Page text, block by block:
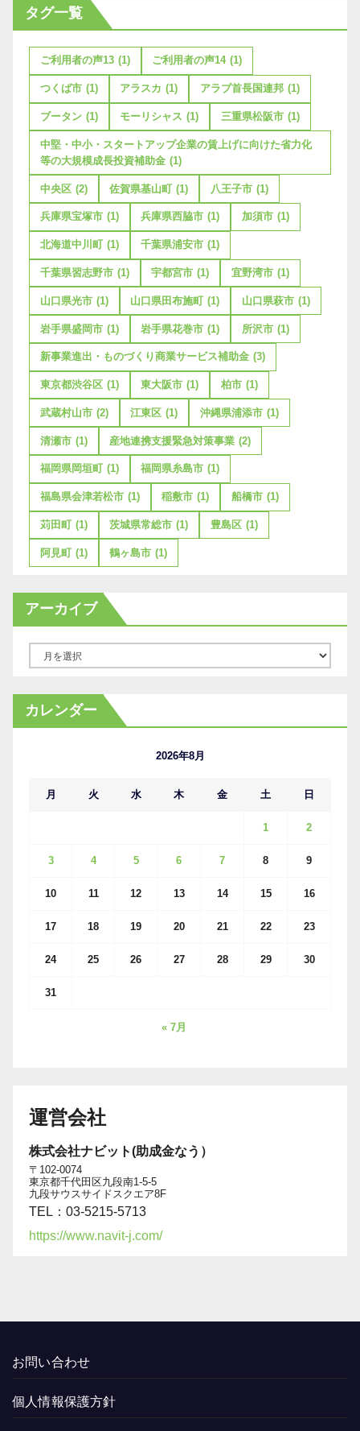
タグ一覧
ご利用者の声13 (1) ご利用者の声14 (1)
つくば市 (1) アラスカ (1) アラブ首長国連邦 (1)
ブータン (1) モーリシャス (1) 三重県松阪市 (1)
中堅・中小・スタートアップ企業の賃上げに向けた省力化
等の大規模成長投資補助金 (1)
中央区 (2) 佐賀県基山町 (1) 八王子市 (1)
兵庫県宝塚市 (1) 兵庫県西脇市 (1) 加須市 (1)
北海道中川町 (1) 千葉県浦安市 (1)
千葉県習志野市 (1) 宇都宮市 (1) 宜野湾市 (1)
山口県光市 (1) 山口県田布施町 (1) 山口県萩市 (1)
岩手県盛岡市 (1) 岩手県花巻市 (1) 所沢市 (1)
新事業進出・ものづくり商業サービス補助金 (3)
東京都渋谷区 (1) 東大阪市 (1) 柏市 (1)
武蔵村山市 (2) 江東区 (1) 沖縄県浦添市 (1)
清瀬市 (1) 産地連携支援緊急対策事業 (2)
福岡県岡垣町 (1) 福岡県糸島市 (1)
福島県会津若松市 (1) 稲敷市 (1) 船橋市 (1)
苅田町 (1) 茨城県常総市 (1) 豊島区 (1)
阿見町 (1) 鶴ヶ島市 (1)
アーカイブ
カ
イ
カレンダー
2026年8月
月 火 水 木 金 土 日
1 2
3 4 5 6 7 8 9
10 11 12 13 14 15 16
17 18 19 20 21 22 23
24 25 26 27 28 29 30
31
« 7月
運営会社
株式会社ナビット(助成金なう）
〒102-0074
東京都千代田区九段南1-5-5
九段サウスサイドスクエア8F
TEL：03-5215-5713
https://www.navit-j.com/
お問い合わせ
個人情報保護方針